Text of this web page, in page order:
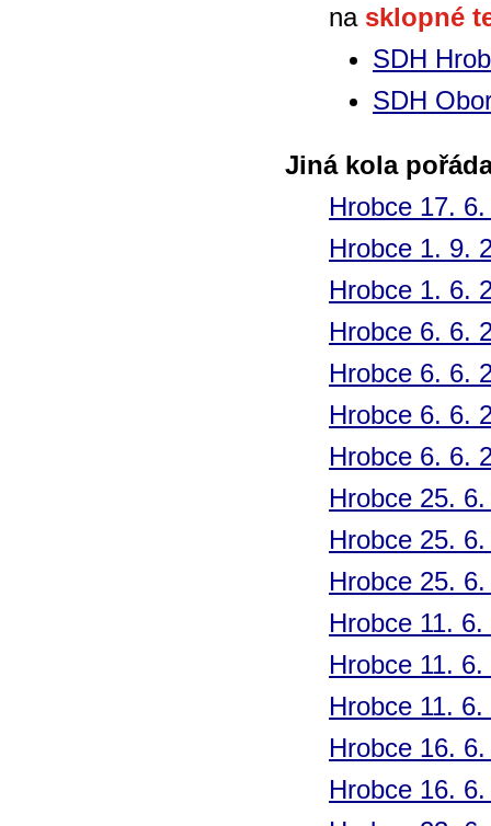
na sklopné
SDH
SDH
Jiná kola
Hrobce 17.
Hrobce 1. 9.
Hrobce 1. 6.
Hrobce 6. 6.
Hrobce 6. 6.
Hrobce 6. 6.
Hrobce 6. 6.
Hrobce 25.
Hrobce 25.
Hrobce 25.
Hrobce 11. 6.
Hrobce 11. 6.
Hrobce 11. 6.
Hrobce 16.
Hrobce 16.